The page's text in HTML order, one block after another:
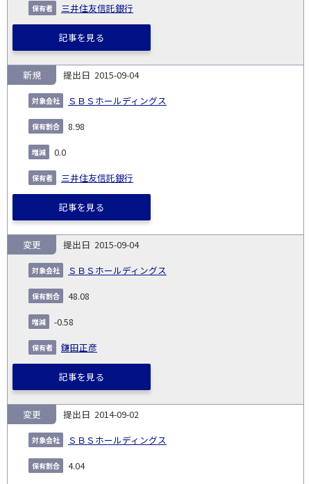
三井住友信託銀行
記事を見る
2015-09-04
ＳＢＳホールディングス
新規
8.98
0.0
三井住友信託銀行
記事を見る
2015-09-04
ＳＢＳホールディングス
変更
48.08
-0.58
鎌田正彦
記事を見る
2014-09-02
ＳＢＳホールディングス
変更
4.04